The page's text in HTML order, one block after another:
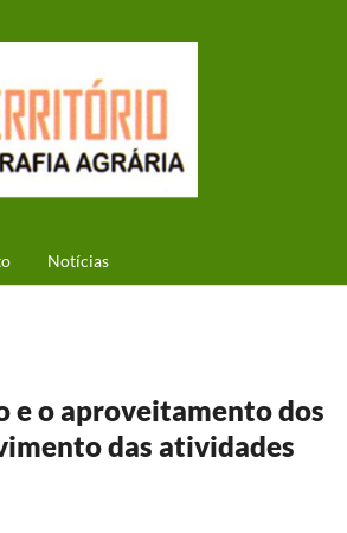
Notícias
e o aproveitamento dos
das atividades